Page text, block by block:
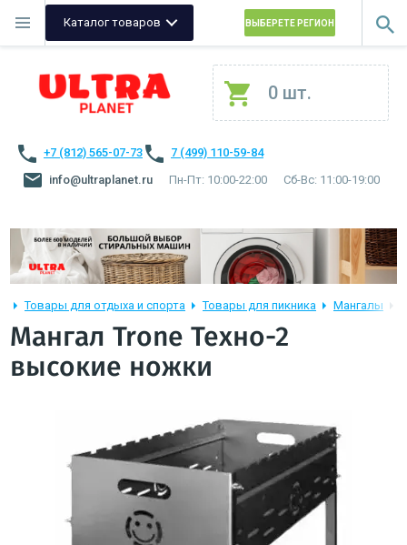
Каталог товаров ВЫБЕРЕТЕ РЕГИОН
0 шт.
+7 (812) 565-07-73
7 (499) 110-59-84
info@ultraplanet.ru
Пн-Пт: 10:00-22:00 Сб-Вс: 11:00-19:00
Товары для отдыха и спорта Товары для пикника Мангалы
Мангал Trone Техно-2
высокие ножки